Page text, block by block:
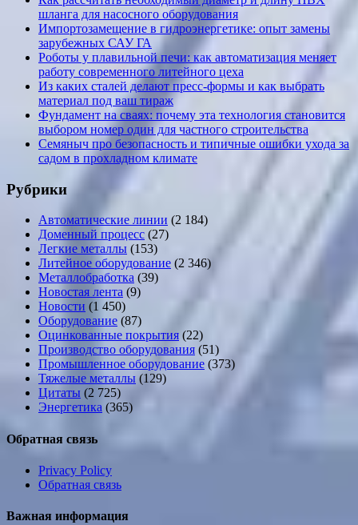
шланга для насосного оборудования
Импортозамещение в гидроэнергетике: опыт замены
зарубежных САУ ГА
Роботы у плавильной печи: как автоматизация меняет
работу современного литейного цеха
Из каких сталей делают пресс-формы и как выбрать
материал под ваш тираж
Фундамент на сваях: почему эта технология становится
выбором номер один для частного строительства
Семяныч про безопасность и типичные ошибки ухода за
садом в прохладном климате
Рубрики
Автоматические линии (2 184)
Доменный процесс (27)
Легкие металлы (153)
Литейное оборудование (2 346)
Металлобработка (39)
Новостая лента (9)
Новости (1 450)
Оборудование (87)
Оцинкованные покрытия (22)
Производство оборудования (51)
Промышленное оборудование (373)
Тяжелые металлы (129)
Цитаты (2 725)
Энергетика (365)
Обратная связь
Privacy Policy
Обратная связь
Важная информация